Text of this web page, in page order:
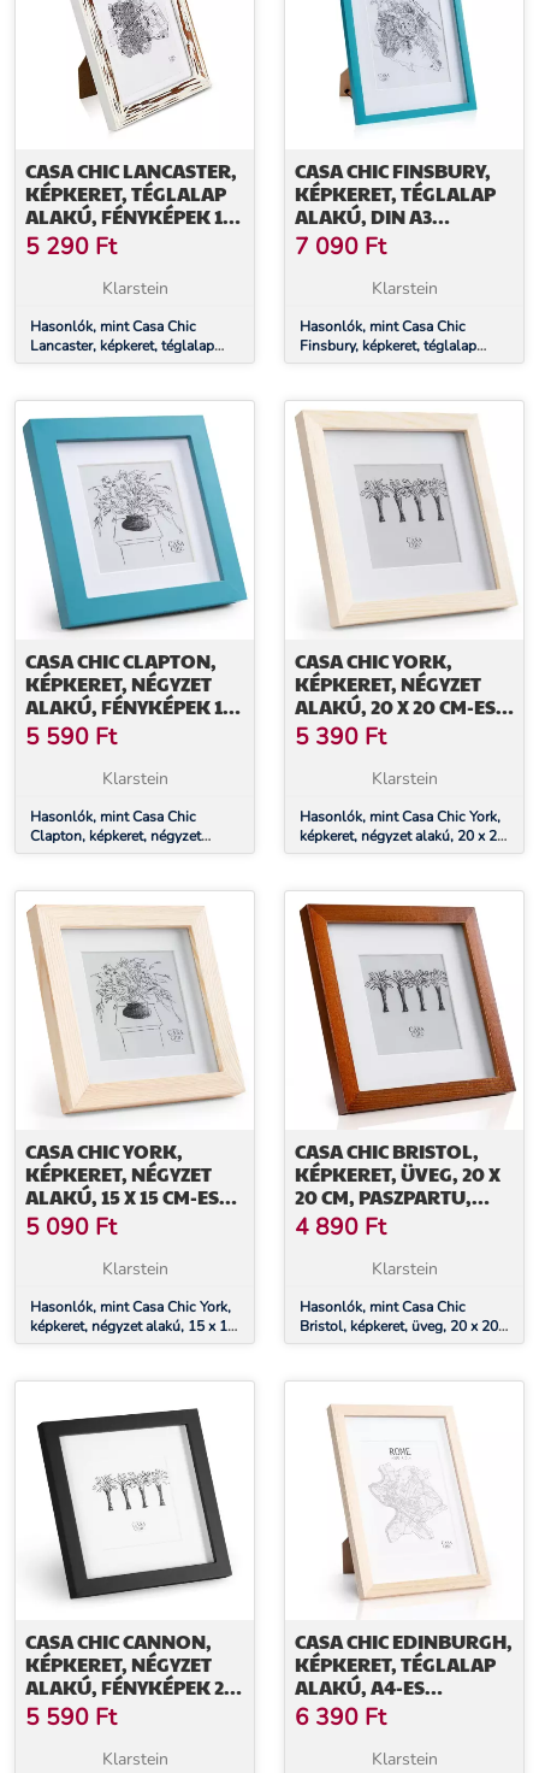
CASA CHIC LANCASTER,
KÉPKERET, TÉGLALAP
ALAKÚ, FÉNYKÉPEK 17
X 12 CM, PASZPARTU, FA
5 290 Ft
Klarstein
Hasonlók, mint Casa Chic
Lancaster, képkeret, téglalap
alakú, fényképek 17 x 12 cm,
CASA CHIC FINSBURY,
KÉPKERET, TÉGLALAP
ALAKÚ, DIN A3
FÉNYKÉPEK,
PASZPARTU, PLEXI
7 090 Ft
Klarstein
Hasonlók, mint Casa Chic
Finsbury, képkeret, téglalap
alakú, DIN A3 fényképek,
CASA CHIC CLAPTON,
KÉPKERET, NÉGYZET
ALAKÚ, FÉNYKÉPEK 15
X 15 CM, PASZPARTU,
ÜVEG
5 590 Ft
Klarstein
Hasonlók, mint Casa Chic
Clapton, képkeret, négyzet
alakú, fényképek 15 x 15 cm,
CASA CHIC YORK,
KÉPKERET, NÉGYZET
ALAKÚ, 20 X 20 CM-ES
FÉNYKÉPEK,
PASZPARTU, ÜVEG
5 390 Ft
Klarstein
Hasonlók, mint Casa Chic York,
képkeret, négyzet alakú, 20 x 20
cm-es fényképek, paszpartu,
CASA CHIC YORK,
KÉPKERET, NÉGYZET
ALAKÚ, 15 X 15 CM-ES
FÉNYKÉPEK,
PASZPARTU, ÜVEG
5 090 Ft
Klarstein
Hasonlók, mint Casa Chic York,
képkeret, négyzet alakú, 15 x 15
cm-es fényképek, paszpartu,
CASA CHIC BRISTOL,
KÉPKERET, ÜVEG, 20 X
20 CM, PASZPARTU,
VALÓDI FA
4 890 Ft
Klarstein
Hasonlók, mint Casa Chic
Bristol, képkeret, üveg, 20 x 20
cm, paszpartu, valódi fa
CASA CHIC CANNON,
KÉPKERET, NÉGYZET
ALAKÚ, FÉNYKÉPEK 20
X 20 CM, PASZPARTU,
VALÓDI FA
5 590 Ft
Klarstein
CASA CHIC EDINBURGH,
KÉPKERET, TÉGLALAP
ALAKÚ, A4-ES
FÉNYKÉPEK 28,8 X 20
CM, KERET, VALÓDI FA
6 390 Ft
Klarstein